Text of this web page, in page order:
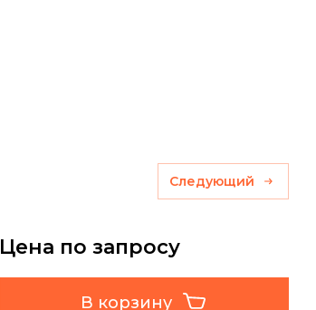
Следующий
Цена по запросу
В корзину